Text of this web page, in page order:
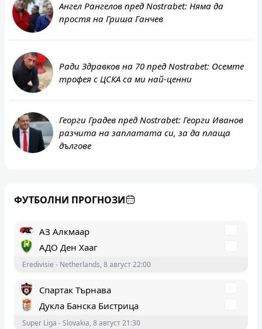
Ангел Рангелов пред Nostrabet: Няма да
простя на Гриша Ганчев
Ради Здравков на 70 пред Nostrabet: Осемте
трофея с ЦСКА са ми най-ценни
Георги Градев пред Nostrabet: Георги Иванов
разчита на заплатата си, за да плаща
дългове
ФУТБОЛНИ ПРОГНОЗИ
А Група - България, 9 август 21:15
АЗ Алкмаар
АДО Ден Хааг
Eredivisie - Netherlands, 8 август 22:00
Спартак Търнава
Дукла Банска Бистрица
Super Liga - Slovakia, 8 август 21:30